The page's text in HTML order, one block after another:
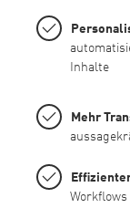
Inhalte
Mehr